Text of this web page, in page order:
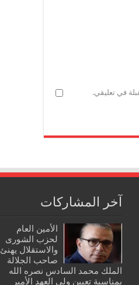
في تعليقي.
آخر المشاركات
الأمين العام
لحزب الشورى
والاستقلال يهنئ
صاحب الجلالة
الملك محمد السادس نصره الله
بمناسبة تعيين ولي العهد الأمير